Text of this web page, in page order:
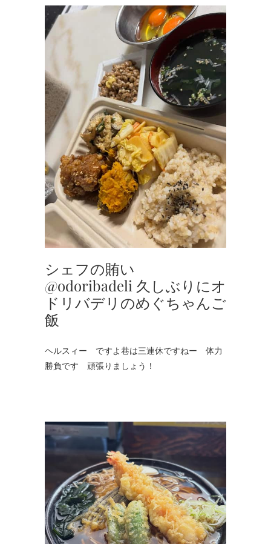
シェフの賄い
@odoribadeli 久しぶりにオ
ドリバデリのめぐちゃんご
飯
ヘルスィー ですよ巷は三連休ですねー 体力
勝負です 頑張りましょう！